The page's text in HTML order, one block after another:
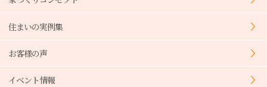
住まいの実例集
お客様の声
イベント情報